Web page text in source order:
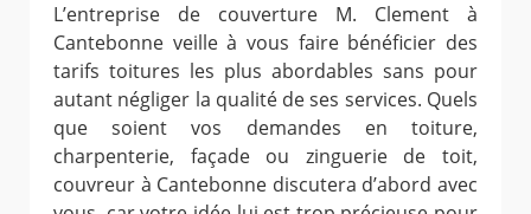
L’entreprise de couverture M. Clement à
Cantebonne veille à vous faire bénéficier des
tarifs toitures les plus abordables sans pour
autant négliger la qualité de ses services. Quels
que soient vos demandes en toiture,
charpenterie, façade ou zinguerie de toit,
couvreur à Cantebonne discutera d’abord avec